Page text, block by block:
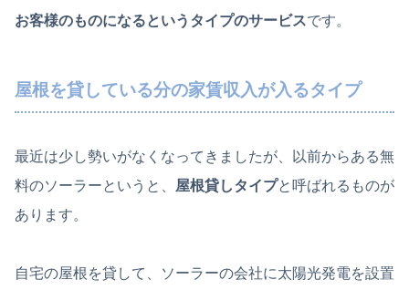
お客様のものになるというタイプのサービスです。
屋根を貸している分の家賃収入が入るタイプ
最近は少し勢いがなくなってきましたが、以前からある無
料のソーラーというと、 屋根貸しタイプと呼ばれるものが
あります。
自宅の屋根を貸して、ソーラーの会社に太陽光発電を設置